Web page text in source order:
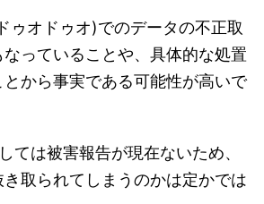
ゥオドゥオ)でのデータの不正取
っていることや、具体的な処置
から事実である可能性が高いで
ては被害報告が現在ないため、
取られてしまうのかは定かでは